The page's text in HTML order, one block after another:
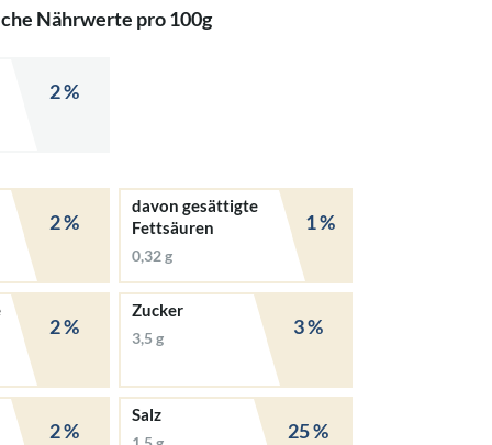
Nährwerte pro 100g
2 %
2 %
davon gesättigte
Fettsäuren
0,32 g
1 %
2 %
Zucker
3,5 g 3 %
2 %
Salz
25 %